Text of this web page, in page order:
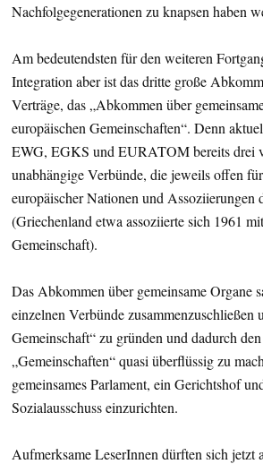
Nachfolgegenerationen zu knapsen haben
Am bedeutendsten für den weiteren
Integration aber ist das dritte große
Verträge, das „Abkommen über
europäischen Gemeinschaften“. Denn
EWG, EGKS und EURATOM bereits drei
unabhängige Verbünde, die jeweils offen
europäischer Nationen und Assoziierungen
(Griechenland etwa assoziierte sich 1961
Gemeinschaft).
Das Abkommen über gemeinsame Organe
einzelnen Verbünde zusammenzuschließen
Gemeinschaft“ zu gründen und dadurch
„Gemeinschaften“ quasi überflüssig zu
gemeinsames Parlament, ein Gerichtshof
Sozialausschuss einzurichten.
Aufmerksame LeserInnen dürften sich jetzt